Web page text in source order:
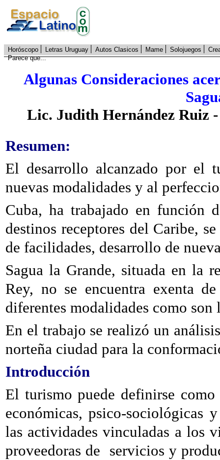
Horóscopo Letras Uruguay Autos Clasicos Mame Solojuegos
Parece que...
Algunas Consideraciones
Lic. Judith Hernández Ruiz
Resumen:
El desarrollo alcanzado por el
nuevas modalidades y al
Cuba, ha trabajado en función
destinos receptores del Caribe,
de facilidades, desarrollo de
Sagua la Grande, situada en la
Rey, no se encuentra exenta
diferentes modalidades como
En el trabajo se realizó un
norteña ciudad para la
Introducción
El turismo puede definirse
económicas, psico-sociológicas
las actividades vinculadas a los
proveedoras de servicios y